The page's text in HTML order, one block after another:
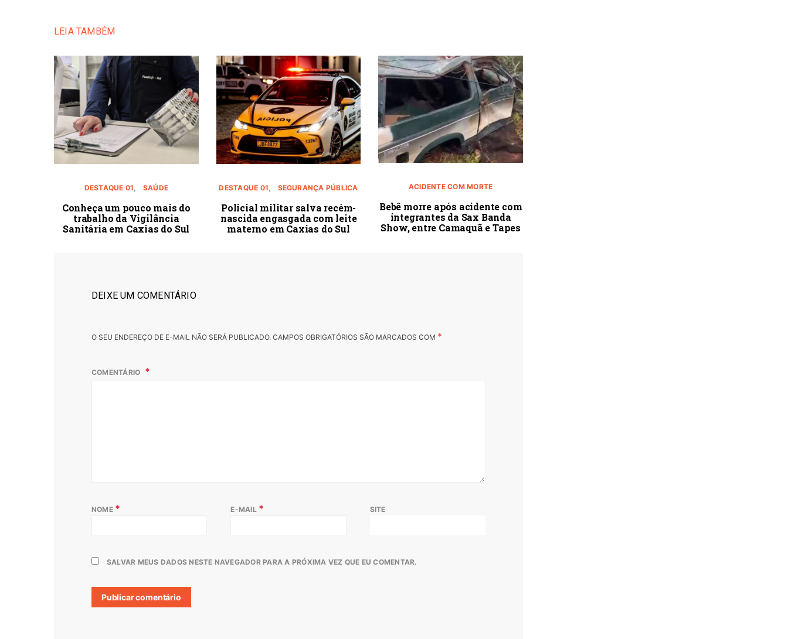
LEIA TAMBÉM
DESTAQUE 01 SAÚDE
Conheça um pouco mais do
trabalho da Vigilância
Sanitária em Caxias do Sul
DESTAQUE 01 SEGURANÇA PÚBLICA
Policial militar salva recém-
nascida engasgada com leite
materno em Caxias do Sul
ACIDENTE COM MORTE
Bebê morre após acidente com
integrantes da Sax Banda
Show, entre Camaquã e Tapes
DEIXE UM COMENTÁRIO
O SEU ENDEREÇO DE E-MAIL NÃO SERÁ PUBLICADO. CAMPOS OBRIGATÓRIOS SÃO MARCADOS COM *
COMENTÁRIO
NOME * E-MAIL * SITE
SALVAR MEUS DADOS NESTE NAVEGADOR PARA A PRÓXIMA VEZ QUE EU COMENTAR.